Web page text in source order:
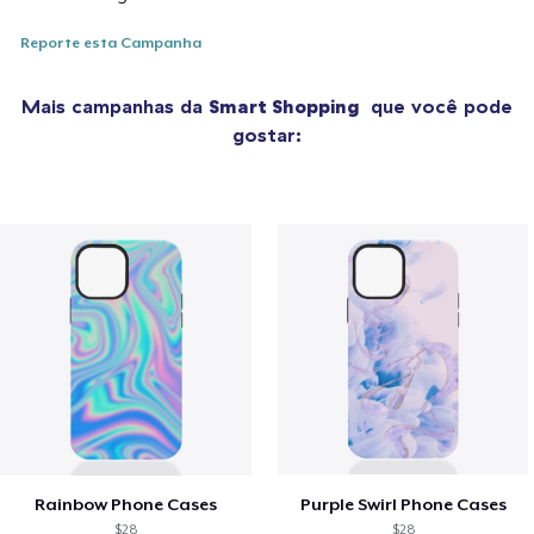
Reporte esta Campanha
Mais campanhas da Smart Shopping que você pode
gostar:
Rainbow Phone Cases
$28
Purple Swirl Phone Cases
$28